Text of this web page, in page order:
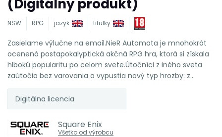
(Digitálny produkt)
NSW RPG jazyk titulky
Zasielame výlučne na email.NieR Automata je mnohokrát
ocenená postapokalyptická akčná RPG hra, ktorá si získala
hlbokú popularitu po celom svete.Útočníci z iného sveta
zaútočia bez varovania a vypustia nový typ hrozby: z..
Digitálna licencia
Square Enix
Všetko od výrobcu